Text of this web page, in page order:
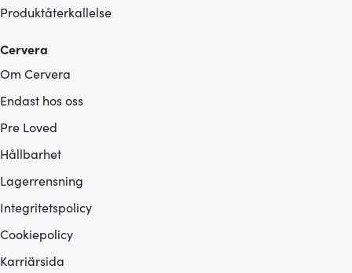
Produktåterkallelse
Cervera
Om Cervera
Endast hos oss
Pre Loved
Hållbarhet
Lagerrensning
Integritetspolicy
Cookiepolicy
Karriärsida